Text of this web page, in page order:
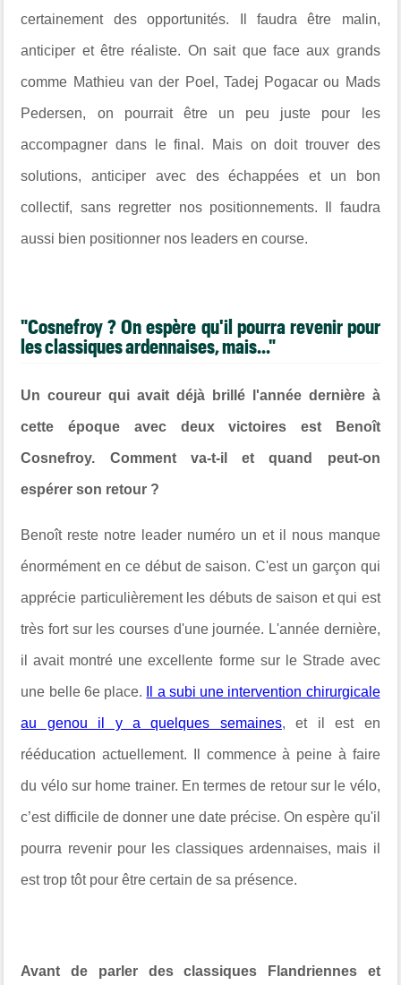
certainement des opportunités. Il faudra être malin,
anticiper et être réaliste. On sait que face aux grands
comme Mathieu van der Poel, Tadej Pogacar ou Mads
Pedersen, on pourrait être un peu juste pour les
accompagner dans le final. Mais on doit trouver des
solutions, anticiper avec des échappées et un bon
collectif, sans regretter nos positionnements. Il faudra
aussi bien positionner nos leaders en course.
"Cosnefroy ? On espère qu'il pourra revenir pour
les classiques ardennaises, mais..."
Un coureur qui avait déjà brillé l'année dernière à
cette époque avec deux victoires est Benoît
Cosnefroy. Comment va-t-il et quand peut-on
espérer son retour ?
Benoît reste notre leader numéro un et il nous manque
énormément en ce début de saison. C'est un garçon qui
apprécie particulièrement les débuts de saison et qui est
très fort sur les courses d'une journée. L'année dernière,
il avait montré une excellente forme sur le Strade avec
une belle 6e place. Il a subi une intervention chirurgicale
au genou il y a quelques semaines, et il est en
rééducation actuellement. Il commence à peine à faire
du vélo sur home trainer. En termes de retour sur le vélo,
c’est difficile de donner une date précise. On espère qu'il
pourra revenir pour les classiques ardennaises, mais il
est trop tôt pour être certain de sa présence.
Avant de parler des classiques Flandriennes et